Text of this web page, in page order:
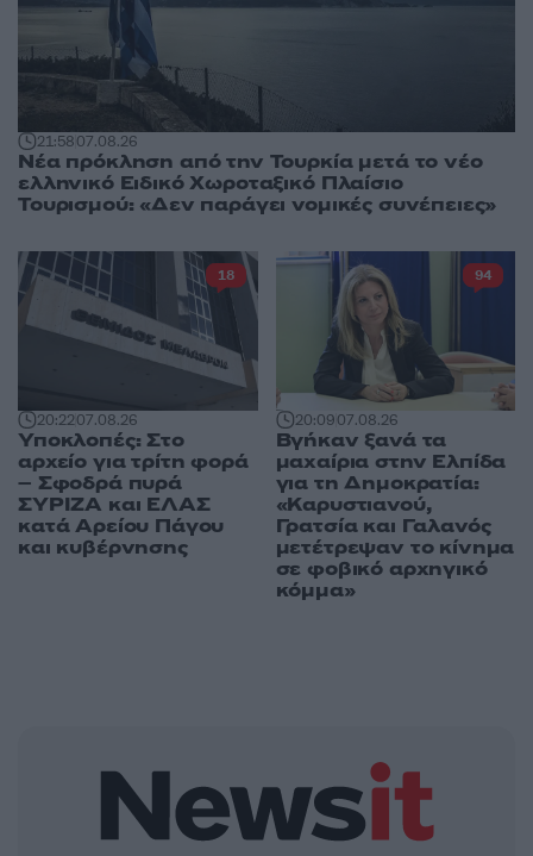
21:5807.08.26
Νέα πρόκληση από την Τουρκία μετά το νέο
ελληνικό Ειδικό Χωροταξικό Πλαίσιο
Τουρισμού: «Δεν παράγει νομικές συνέπειες»
20:2207.08.26
Υποκλοπές: Στο
αρχείο για τρίτη φορά
– Σφοδρά πυρά
ΣΥΡΙΖΑ και ΕΛΑΣ
κατά Αρείου Πάγου
και κυβέρνησης
18
20:0907.08.26
Βγήκαν ξανά τα
μαχαίρια στην Ελπίδα
για τη Δημοκρατία:
«Καρυστιανού,
Γρατσία και Γαλανός
μετέτρεψαν το κίνημα
σε φοβικό αρχηγικό
κόμμα»
94